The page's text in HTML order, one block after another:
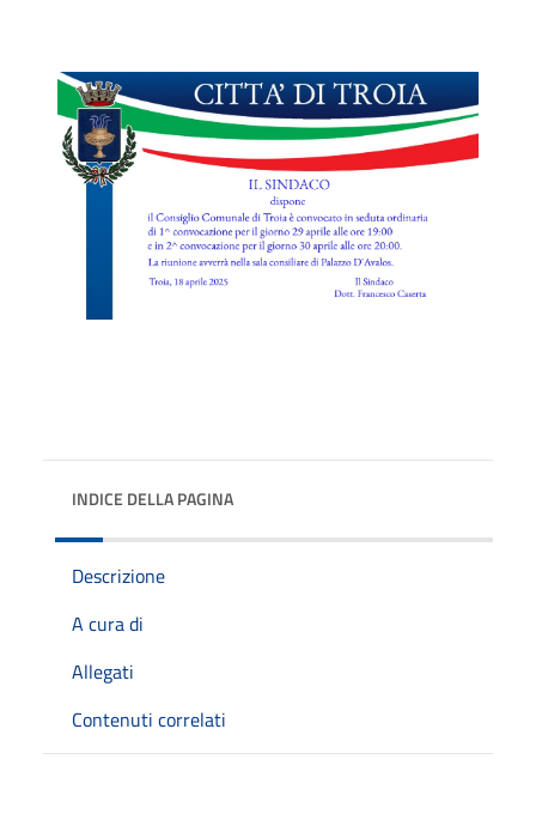
INDICE DELLA PAGINA
Descrizione
A cura di
Allegati
Contenuti correlati